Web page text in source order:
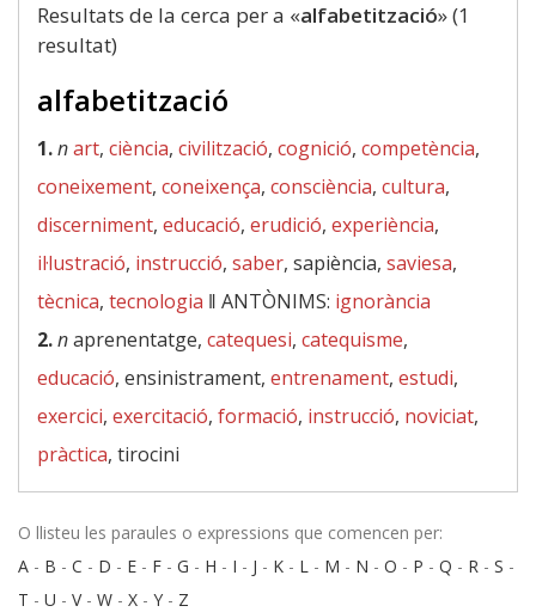
Resultats de la cerca per a «alfabetització» (1
resultat)
alfabetització
1.nart, ciència, civilització, cognició, competència,
coneixement, coneixença, consciència, cultura,
discerniment, educació, erudició, experiència,
il·lustració, instrucció, saber, sapiència, saviesa,
tècnica, tecnologia ‖ ANTÒNIMS: ignorància
2.naprenentatge, catequesi, catequisme,
educació, ensinistrament, entrenament, estudi,
exercici, exercitació, formació, instrucció, noviciat,
pràctica, tirocini
O llisteu les paraules o expressions que comencen per:
A - B - C - D - E - F - G - H - I - J - K - L - M - N - O - P - Q - R - S -
T - U - V- W - X - Y - Z